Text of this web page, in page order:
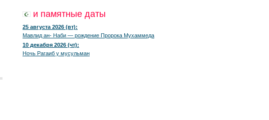
и памятные даты
25 августа 2026 (вт):
Мавлид ан- Наби — рождение Пророка Мухаммеда
10 декабря 2026 (чт):
Ночь Рагаиб у мусульман